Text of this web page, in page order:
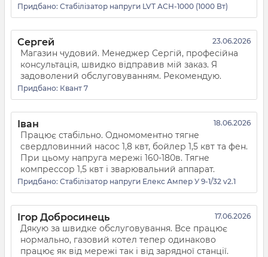
Придбано: Стабілізатор напруги LVT АСН-1000 (1000 Вт)
Сергей 23.06.2026
Магазин чудовий. Менеджер Сергій, професійна
консультація, швидко відправив мій заказ. Я
задоволений обслуговуванням. Рекомендую.
Придбано: Квант 7
Іван 18.06.2026
Працює стабільно. Одномоментно тягне
свердловинний насос 1,8 квт, бойлер 1,5 квт та фен.
При цьому напруга мережі 160-180в. Тягне
компрессор 1,5 квт і зварювальний аппарат.
Придбано: Стабілізатор напруги Елекс Ампер У 9-1/32 v2.1
Ігор Добросинець 17.06.2026
Дякую за швидке обслуговування. Все працює
нормально, газовий котел тепер одинаково
працює як від мережі так і від зарядної станції.